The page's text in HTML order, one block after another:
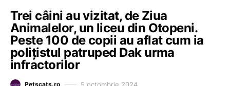
Trei câini au vizitat, de Ziua
Animalelor, un liceu din Otopeni.
Peste 100 de copii au aflat cum ia
polițistul patruped Dak urma
infractorilor
Petscats.ro 5 octombrie 2024